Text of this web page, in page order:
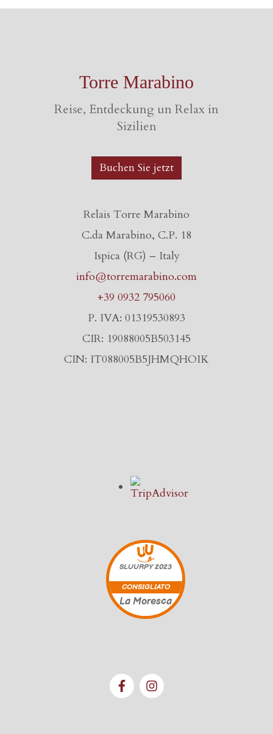
Torre Marabino
Reise, Entdeckung un Relax in
Sizilien
Buchen Sie jetzt
Relais Torre Marabino
C.da Marabino, C.P. 18
Ispica (RG) – Italy
info@torremarabino.com
+39 0932 795060
P. IVA: 01319530893
CIR: 19088005B503145
CIN: IT088005B5JHMQHOIK
SLUURPY2023
CONSIGLIATO
La Moresca